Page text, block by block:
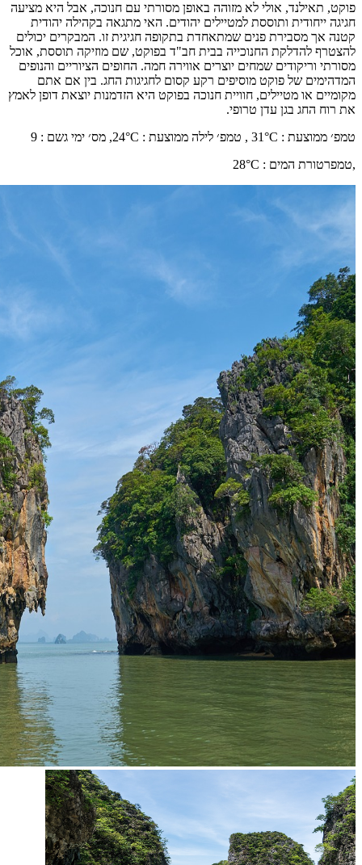
פוקט, תאילנד, אולי לא מזוהה באופן מסורתי עם חנוכה, אבל היא מציעה
חגיגה ייחודית ותוססת למטיילים יהודים. האי מתגאה בקהילה יהודית
קטנה אך מסבירת פנים שמתאחדת בתקופה חגיגית זו. המבקרים יכולים
להצטרף להדלקת החנוכייה בבית חב"ד בפוקט, שם מוזיקה תוססת, אוכל
מסורתי וריקודים שמחים יוצרים אווירה חמה. החופים הציוריים והנופים
המדהימים של פוקט מוסיפים רקע קסום לחגיגות החג. בין אם אתם
מקומיים או מטיילים, חוויית חנוכה בפוקט היא הזדמנות יוצאת דופן לאמץ
את רוח החג בגן עדן טרופי.
טמפ׳ ממוצעת :
31°C , טמפ׳ לילה ממוצעת :
24°C, מס׳ ימי גשם :
9
,טמפרטורת המים :
28°C